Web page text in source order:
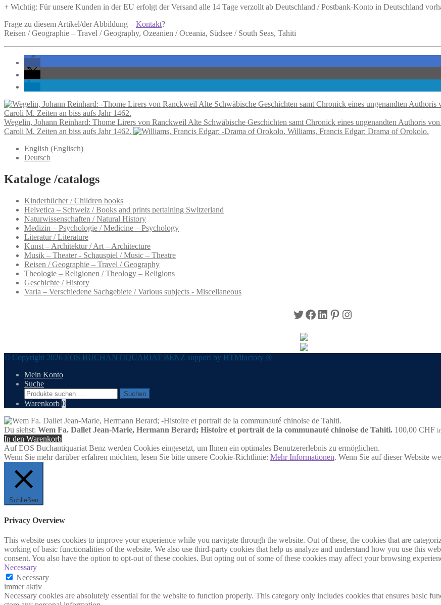
chinoise
de
Tahiti.
Menge
+ Wichtig: Für unsere Kunden in der EU erfolgt der Versand alle 14 Tage verzollt ab Deutschland / Postbank-Konto in Deutschland
Frage zu diesem Artikel/der Abbildung – Kontakt?
Reisen / Geographie – Travel / Geography, Ozeanien / Oceania, Südsee / South Seas, Tahiti
Wegelin, Johann Reinhard: Thome Lirers von Ranckweil Alte Schwäbische Geschichten samt Chronick eines ungenandten Authoris
Caroli M. Zeiten an biss aufs Jahr 1462.
Williams, Francis Edgar: Drama of Orokolo.
English (Englisch)
Deutsch
Kataloge /catalogs
Kinderbücher / Children books
Helvetica – Schweiz / Books and prints pertaining Switzerland
Naturwissenschaften / Natural History
Medizin – Psychologie / Medicine – Psychology
Literatur / Literature
Kunst – Architektur / Art – Architecture
Musik – Theater - Schauspiel / Music – Theatre
Reisen / Geographie – Travel / Geography
Theologie – Religionen / Theology – Religions
Geschichte / History
Varia – Verschiedene Sachgebiete / Various subjects - Miscellaneous
Twitter
Facebook
LinkedIn
Pinterest
Instagram
© Copyright 2026 EOS BUCHANTIQUARIAT BENZ support by HTMfactory ®
Mein Konto
Suche
Suchen
nach:
Suchen
Warenkorb 0
Du siehst: Wem Fa. Dallet Jean-Marie, Hermann Berard; Histoire et portrait de la communauté chinoise de Tahiti. 100,00 CHF
In den Warenkorb
Auf EOS Buchantiquariat Benz werden Cookies eingesetzt, um Ihnen ein optimales Benutzererlebnis zu ermöglichen.
Wenn Sie mehr darüber erfahren möchten, lesen Sie bitte unsere Cookie-Richtlinie: Mehr Informationen. Wenn Sie auf dieser Website
Schließen
Privacy Overview
This website uses cookies to improve your experience while you navigate through the website. Out of these, the cookies that are
working of basic functionalities of the website. We also use third-party cookies that help us analyze and understand how you use this
consent. You also have the option to opt-out of these cookies. But opting out of some of these cookies may affect your browsing
Necessary
Necessary
immer aktiv
Necessary cookies are absolutely essential for the website to function properly. This category only includes cookies that ensures basic